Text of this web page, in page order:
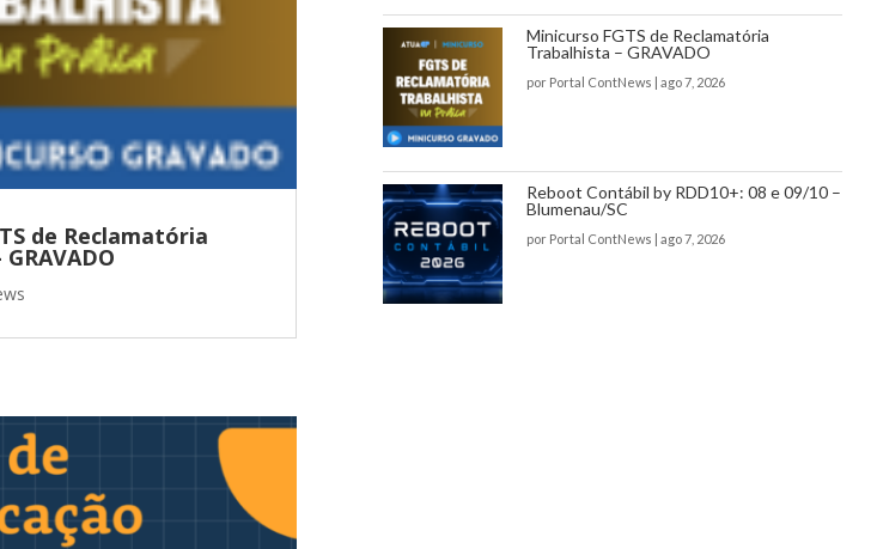
de Reclamatória
Minicurso FGTS de Reclamatória
Trabalhista – GRAVADO
por Portal ContNews | ago 7, 2026
Reboot Contábil by RDD10+: 08 e 09/10 –
Blumenau/SC
por Portal ContNews | ago 7, 2026